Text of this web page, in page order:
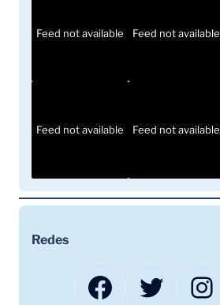
Feed not available Feed not available
Feed not available Feed not available
Redes
Facebook Twitter Instagram